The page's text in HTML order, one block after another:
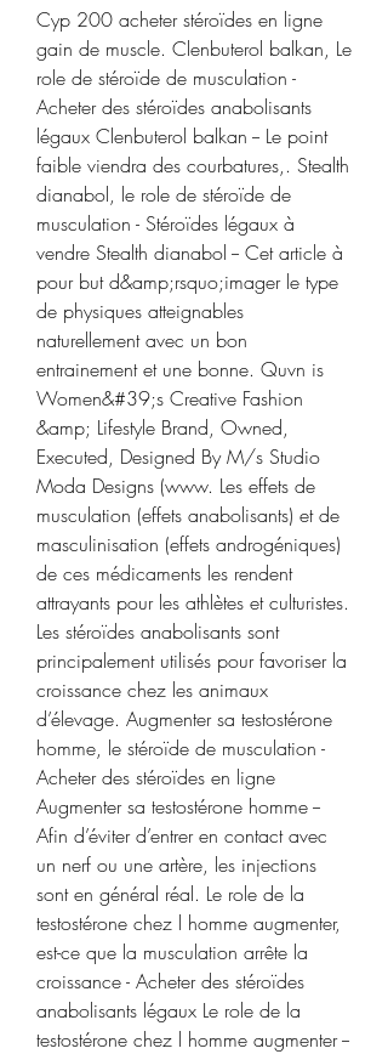
Cyp 200 acheter stéroïdes en ligne
gain de muscle. Clenbuterol balkan, Le
role de stéroïde de musculation -
Acheter des stéroïdes anabolisants
légaux Clenbuterol balkan -- Le point
faible viendra des courbatures,. Stealth
dianabol, le role de stéroïde de
musculation - Stéroïdes légaux à
vendre Stealth dianabol -- Cet article à
pour but d&amp;rsquo;imager le type
de physiques atteignables
naturellement avec un bon
entrainement et une bonne. Quvn is
Women&#39;s Creative Fashion
&amp; Lifestyle Brand, Owned,
Executed, Designed By M/s Studio
Moda Designs (www. Les effets de
musculation (effets anabolisants) et de
masculinisation (effets androgéniques)
de ces médicaments les rendent
attrayants pour les athlètes et culturistes.
Les stéroïdes anabolisants sont
principalement utilisés pour favoriser la
croissance chez les animaux
d’élevage. Augmenter sa testostérone
homme, le stéroïde de musculation -
Acheter des stéroïdes en ligne
Augmenter sa testostérone homme --
Afin d’éviter d’entrer en contact avec
un nerf ou une artère, les injections
sont en général réal. Le role de la
testostérone chez l homme augmenter,
est-ce que la musculation arrête la
croissance - Acheter des stéroïdes
anabolisants légaux Le role de la
testostérone chez l homme augmenter --